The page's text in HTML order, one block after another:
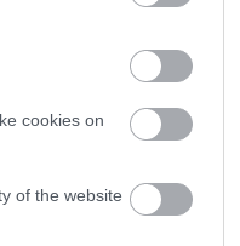
cookies on
of the website
belső
Viktor volt
és rendészeti
elsődlegesen